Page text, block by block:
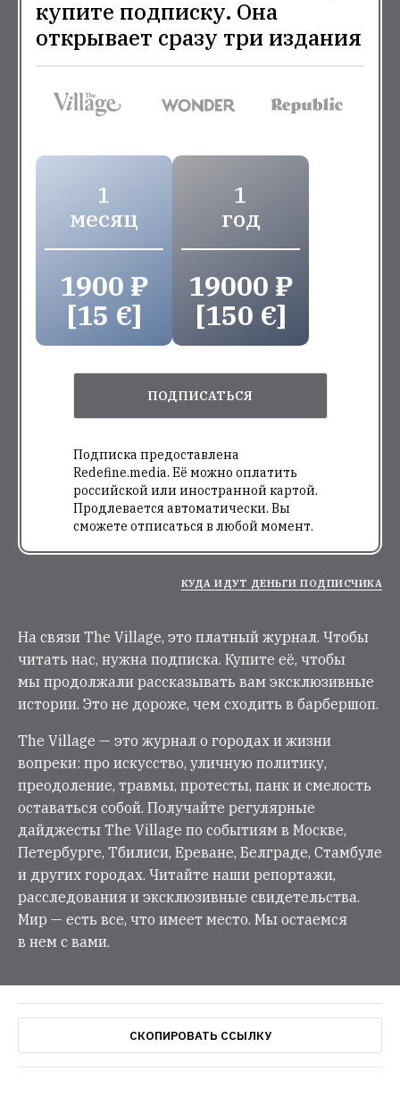
купите подписку. Она
открывает сразу три издания
1
месяц
1900 ₽
[15 €]
1
год
19000 ₽
[150 €]
ПОДПИСАТЬСЯ
Подписка предоставлена
Redefine.media. Её можно оплатить
российской или иностранной картой.
Продлевается автоматически. Вы
сможете отписаться в любой момент.
КУДА ИДУТ ДЕНЬГИ ПОДПИСЧИКА
На связи The Village, это платный журнал. Чтобы
читать нас, нужна подписка. Купите её, чтобы
мы продолжали рассказывать вам эксклюзивные
истории. Это не дороже, чем сходить в барбершоп.
The Village — это журнал о городах и жизни
вопреки: про искусство, уличную политику,
преодоление, травмы, протесты, панк и смелость
оставаться собой. Получайте регулярные
дайджесты The Village по событиям в Москве,
Петербурге, Тбилиси, Ереване, Белграде, Стамбуле
и других городах. Читайте наши репортажи,
расследования и эксклюзивные свидетельства.
Мир — есть все, что имеет место. Мы остаемся
в нем с вами.
СКОПИРОВАТЬ ССЫЛКУ